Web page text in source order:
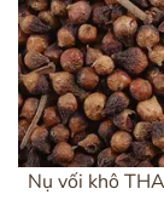
Nụ vối khô